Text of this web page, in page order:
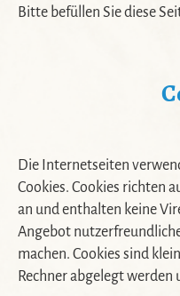
Bitte befüllen Sie diese
Die Internetseiten
Cookies. Cookies richten
an und enthalten keine
Angebot
machen. Cookies sind
Rechner abgelegt